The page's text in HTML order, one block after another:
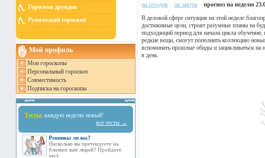
Гороскоп друидов
Рунический гороскоп
Мой профиль
Мои гороскопы
Персональный гороскоп
Совместимость
Подписка на гороскопы
Тесты: каждую неделю новый!
все тесты →
Ревнивы ли вы?
Насколько вы претендуете на
близких вам людей? Пройдите
тест.
на сегодня на завтра прогноз на неделю
В деловой сфере ситуация на этой неделе
достижимые цели, строят разумные планы на
подходящий период для начала цикла
редкие вещи, смогут пополнить коллекцию
вспоминать прошлые обиды и зацикливаться
в день.